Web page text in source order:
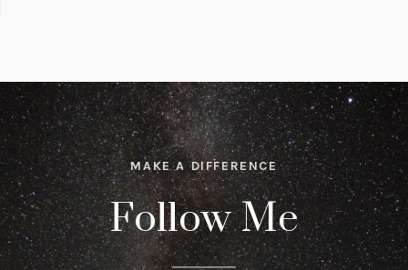
MAKE A DIFFERENCE
Follow Me